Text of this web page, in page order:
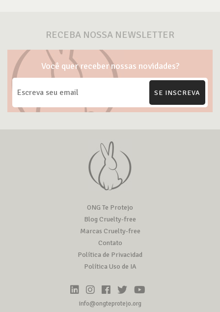
RECEBA NOSSA NEWSLETTER
Você quer receber nossas novidades?
SE INSCREVA
ONG Te Protejo
Blog Cruelty-free
Marcas Cruelty-free
Contato
Política de Privacidad
Política Uso de IA
info@ongteprotejo.org